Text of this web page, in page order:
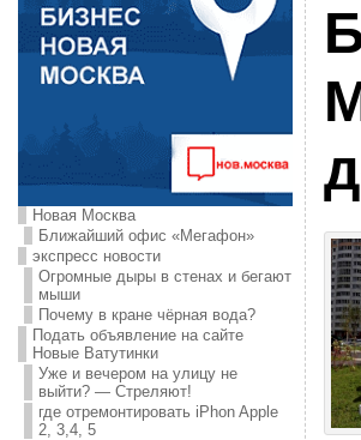
Новая Москва
Ближайший офис «Мегафон»
экспресс новости
Огромные дыры в стенах и бегают
мыши
Почему в кране чёрная вода?
Подать объявление на сайте
Новые Ватутинки
Уже и вечером на улицу не
выйти? — Стреляют!
где отремонтировать iPhon Apple
2, 3,4, 5